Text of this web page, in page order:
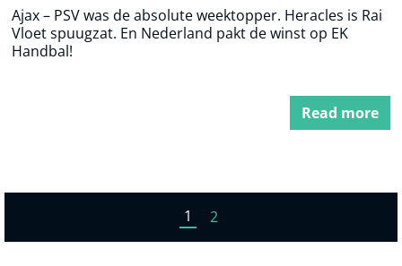
Ajax – PSV was de absolute weektopper. Heracles is Rai
Vloet spuugzat. En Nederland pakt de winst op EK
Handbal!
Read more
1 2